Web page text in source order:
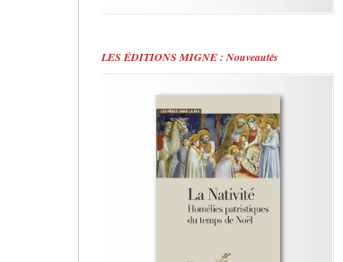
LES ÉDITIONS MIGNE : Nouveautés